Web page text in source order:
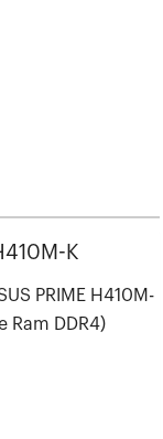
K
PRIME H410M-
Ram DDR4)